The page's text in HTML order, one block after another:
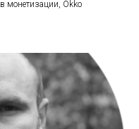
монетизации, Okko